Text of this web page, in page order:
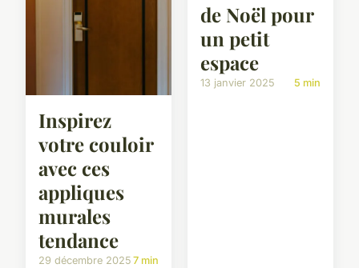
Inspirez
votre couloir
avec ces
appliques
murales
tendance
29 décembre 2025 7 min
de Noël pour
un petit
espace
13 janvier 2025 5 min